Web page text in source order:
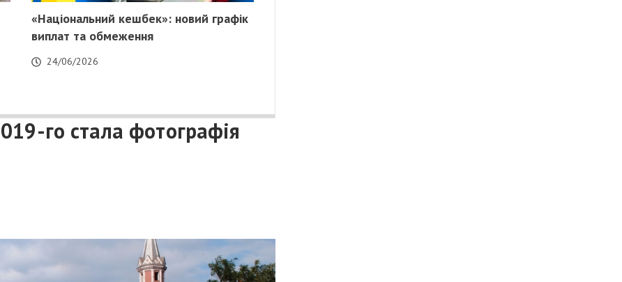
«Національний кешбек»: новий графік
виплат та обмеження
24/06/2026
го стала фотографія